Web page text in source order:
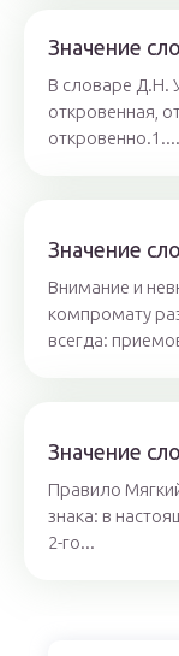
Значение
В словаре
откровенная,
откровенно.1....
Значение
Внимание и
компромату
всегда:
Значение
Правило
знака: в
2-го...